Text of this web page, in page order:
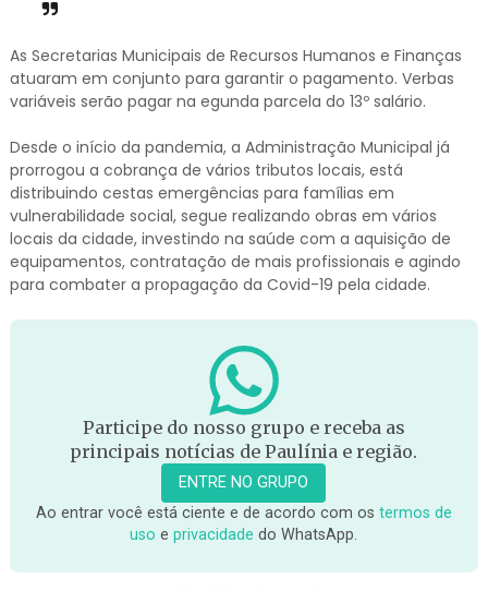
As Secretarias Municipais de Recursos Humanos e Finanças
atuaram em conjunto para garantir o pagamento. Verbas
variáveis serão pagar na egunda parcela do 13º salário.
Desde o início da pandemia, a Administração Municipal já
prorrogou a cobrança de vários tributos locais, está
distribuindo cestas emergências para famílias em
vulnerabilidade social, segue realizando obras em vários
locais da cidade, investindo na saúde com a aquisição de
equipamentos, contratação de mais profissionais e agindo
para combater a propagação da Covid-19 pela cidade.
Participe do nosso grupo e receba as
principais notícias de Paulínia e região.
ENTRE NO GRUPO
Ao entrar você está ciente e de acordo com os termos de
uso eprivacidade do WhatsApp.